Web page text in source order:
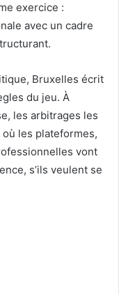
exercice :
avec un cadre
Bruxelles écrit
du jeu. À
les arbitrages les
les plateformes,
vont
s’ils veulent se